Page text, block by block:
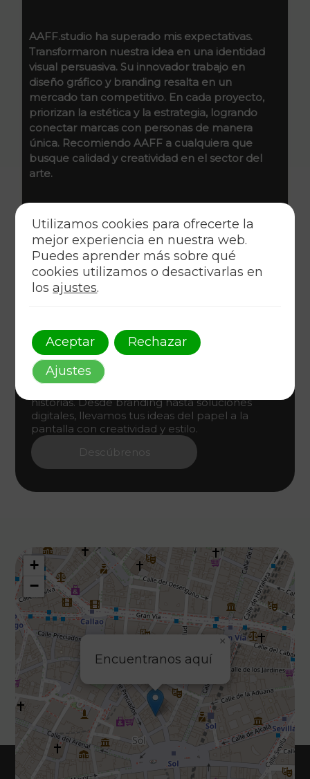
En AAFF.studio, fusionamos el arte y la
tecnología para crear identidades visuales
impactantes. Cada proyecto es una
oportunidad para innovar y conectar marcas
con su audiencia. Nos especializamos en diseño
gráfico y branding, llevando cada idea a su
máximo potencial con estilo y estrategia.
Carlos A.
Director Creativo
Diseño Gráfico Único
historias. Desde branding hasta soluciones
digitales, llevamos tus ideas del papel a la
pantalla con creatividad y estilo.
Descúbrenos
Encuentranos aquí
×
+
−
Utilizamos cookies para ofrecerte la
mejor experiencia en nuestra web.
Puedes aprender más sobre qué
cookies utilizamos o desactivarlas en
losajustes.
Aceptar
Rechazar
Ajustes